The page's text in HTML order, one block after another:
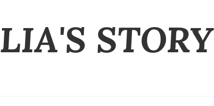
LIA'S STORY